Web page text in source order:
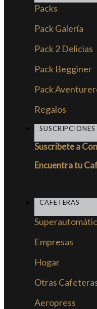
Packs
Pack Galería
Pack 2 Delicias
Pack Begginer
Pack
Regalos
SUSCRIPCIONES
Suscribete a
Encuentra tu
CAFETERAS
Empresas
Hogar
Otras
Aeropress